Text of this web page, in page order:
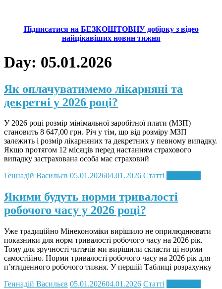
Підписатися на БЕЗКОШТОВНУ добірку з відео
найцікавіших новин тижня
Day: 05.01.2026
Як оплачуватимемо лікарняні та
декретні у 2026 році?
У 2026 році розмір мінімальної заробітної плати (МЗП)
становить 8 647,00 грн. Річ у тім, що від розміру МЗП
залежить і розмір лікарняних та декретних у певному випадку.
Якщо протягом 12 місяців перед настанням страхового
випадку застрахована особа має страховий
Геннадій Васильєв 05.01.202604.01.2026 Статті
Якими будуть норми тривалості
робочого часу у 2026 році?
Уже традиційно Мінекономіки вирішило не оприлюднювати
показники для норм тривалості робочого часу на 2026 рік.
Тому для зручності читачів ми вирішили скласти ці норми
самостійно. Норми тривалості робочого часу на 2026 рік для
п’ятиденного робочого тижня. У першій Таблиці розрахунку
Геннадій Васильєв 05.01.202604.01.2026 Статті